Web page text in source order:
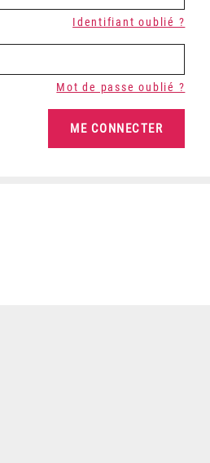
Identifiant oublié ?
Mot de passe oublié ?